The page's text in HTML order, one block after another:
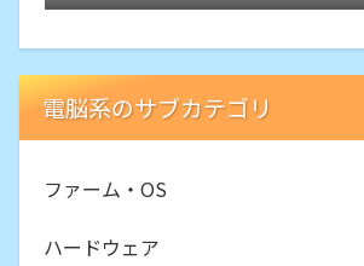
電脳系のサブカテゴリ
ファーム・OS
ハードウェア